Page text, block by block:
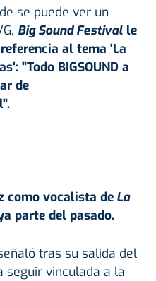
se puede ver un
Big Sound Festival le
al tema 'La
"Todo BIGSOUND a
de
como vocalista de La
parte del pasado.
tras su salida del
seguir vinculada a la